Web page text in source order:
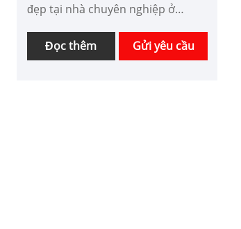
đẹp tại nhà chuyên nghiệp ở
Chúng tôi có thể được tùy chỉnh
thiết bị làm đẹp với chức năng
Đọc thêm Gửi yêu cầu